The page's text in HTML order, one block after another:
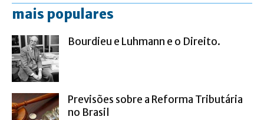
mais populares
Bourdieu e Luhmann e o Direito.
Previsões sobre a Reforma Tributária
no Brasil